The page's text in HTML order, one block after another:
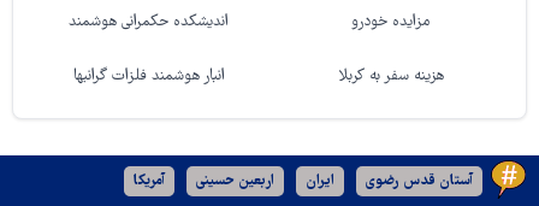
مزایده خودرو اندیشکده حکمرانی هوشمند
هزینه سفر به کربلا انبار هوشمند فلزات گرانبها
آستان قدس رضوی ایران اربعین حسینی آمریکا